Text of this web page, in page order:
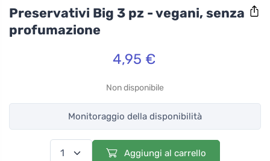
Preservativi Big 3 pz - vegani, senza
profumazione
4,95 €
Non disponibile
Monitoraggio della disponibilità
Aggiungi al carrello